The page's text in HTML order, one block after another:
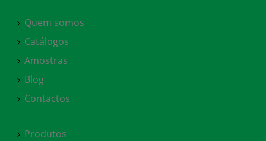
Quem somos
Catálogos
Amostras
Blog
Contactos
Produtos